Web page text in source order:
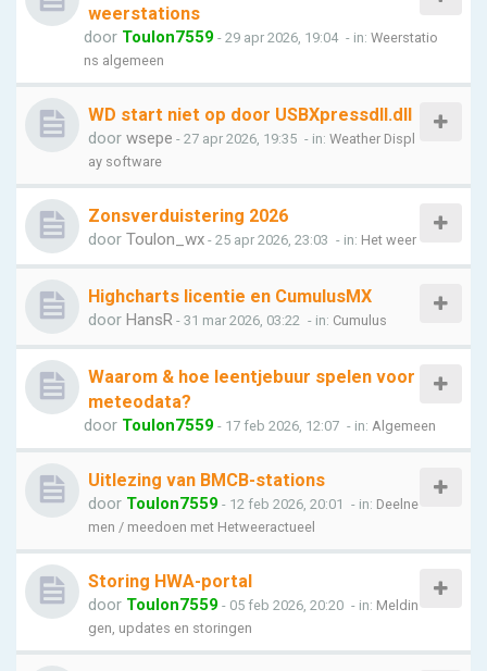
weerstations
door Toulon7559 - 29 apr 2026, 19:04 - in: Weerstatio
ns algemeen
WD start niet op door USBXpressdll.dll
door wsepe - 27 apr 2026, 19:35 - in: Weather Displ
ay software
Zonsverduistering 2026
door Toulon_wx - 25 apr 2026, 23:03 - in: Het weer
Highcharts licentie en CumulusMX
door HansR - 31 mar 2026, 03:22 - in: Cumulus
Waarom & hoe leentjebuur spelen voor
meteodata?
door Toulon7559 - 17 feb 2026, 12:07 - in: Algemeen
Uitlezing van BMCB-stations
door Toulon7559 - 12 feb 2026, 20:01 - in: Deelne
men / meedoen met Hetweeractueel
Storing HWA-portal
door Toulon7559 - 05 feb 2026, 20:20 - in: Meldin
gen, updates en storingen